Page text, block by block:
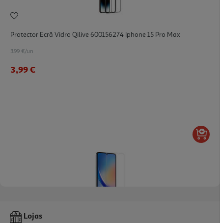
Protector Ecrã Vidro Qilive 600156274 Iphone 15 Pro Max
3.99 €/un
3,99 €
Vidro Temperado Qilive 600168418 Samsung A35/a55 5g
Lojas